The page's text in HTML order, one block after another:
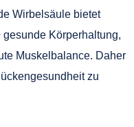
Wirbelsäule bietet
Körperhaltung,
Muskelbalance. Daher
zu